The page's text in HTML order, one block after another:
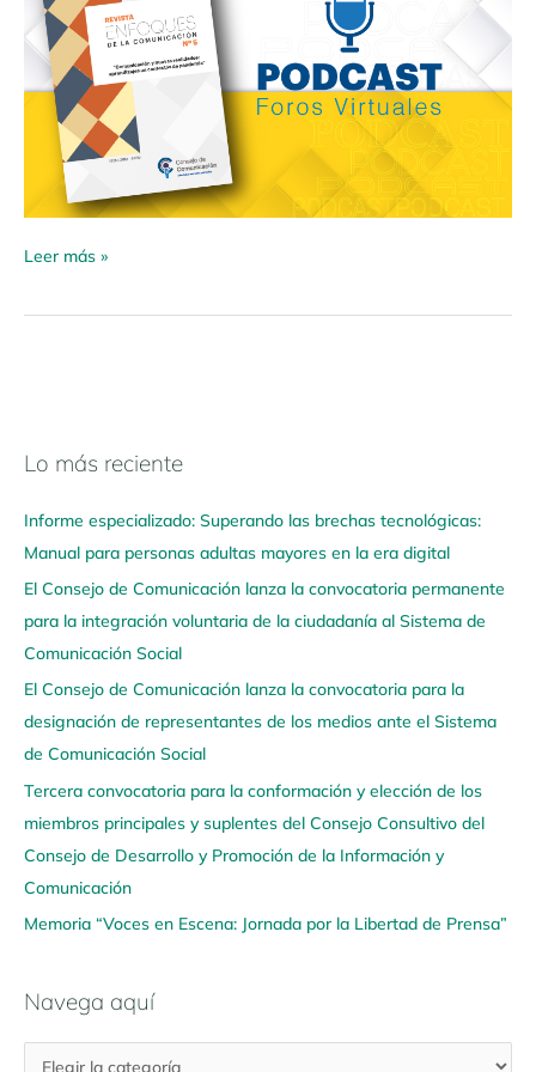
Leer más »
Lo más reciente
Informe especializado: Superando las brechas tecnológicas:
Manual para personas adultas mayores en la era digital
El Consejo de Comunicación lanza la convocatoria permanente
para la integración voluntaria de la ciudadanía al Sistema de
Comunicación Social
El Consejo de Comunicación lanza la convocatoria para la
designación de representantes de los medios ante el Sistema
de Comunicación Social
Tercera convocatoria para la conformación y elección de los
miembros principales y suplentes del Consejo Consultivo del
Consejo de Desarrollo y Promoción de la Información y
Comunicación
Memoria “Voces en Escena: Jornada por la Libertad de Prensa”
Navega aquí
N
v
e
g
a
a
q
u
í